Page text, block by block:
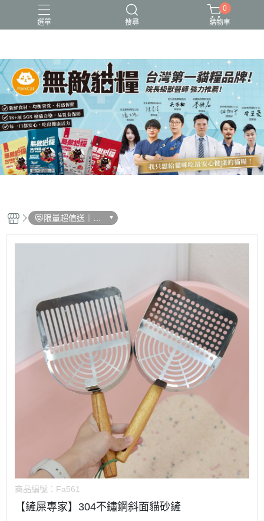
選單 搜尋
可愛又療癒的貓設計
新品上市
無敵貓糧_全齡貓可食_保健型飼料
貓用品、貓砂、貓抓板、剃毛器、好喵招系列
貓飼料、主食餐包、主食罐、凍乾、保健品
0
購物車
😻限量超值送｜滿
額現折200再送限
量好禮二選一!!
商品編號： Fa561
【鏟屎專家】304不鏽鋼斜面貓砂鏟